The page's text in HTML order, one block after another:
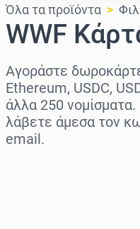
Όλα τα προϊόντα
WWF
Αγοράστε
Ethereum, USDC,
άλλα 250
λάβετε άμεσα τον
email.